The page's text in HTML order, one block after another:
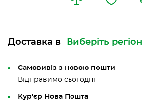
Доставка в Виберіть регіон
Самовивіз з новою пошти
Відправимо сьогодні
Кур'єр Нова Пошта